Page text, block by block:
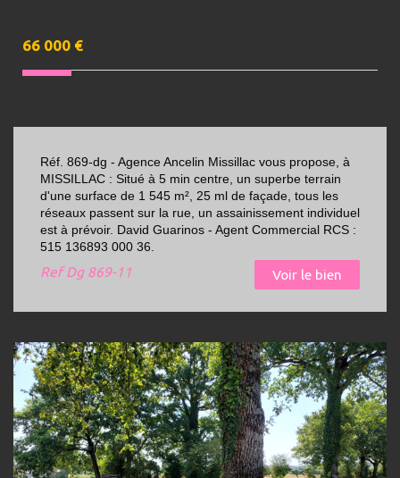
66 000 €
Réf. 869-dg - Agence Ancelin Missillac vous propose, à
MISSILLAC : Situé à 5 min centre, un superbe terrain
d'une surface de 1 545 m², 25 ml de façade, tous les
réseaux passent sur la rue, un assainissement individuel
est à prévoir. David Guarinos - Agent Commercial RCS :
515 136893 000 36.
RefDg 869-11 Voir le bien